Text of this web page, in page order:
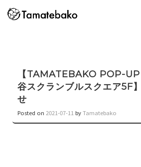
【TAMATEBAKO POP-
谷スクランブルスクエア5F
せ
Posted on 2021-07-11 byTamatebako